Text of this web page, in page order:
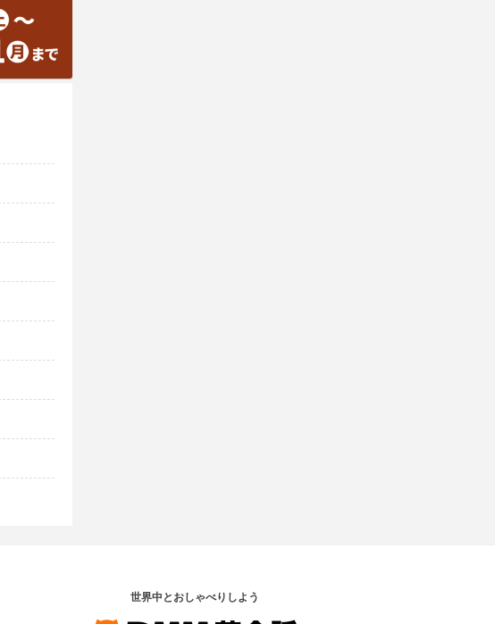
世界中とおしゃべりしよう